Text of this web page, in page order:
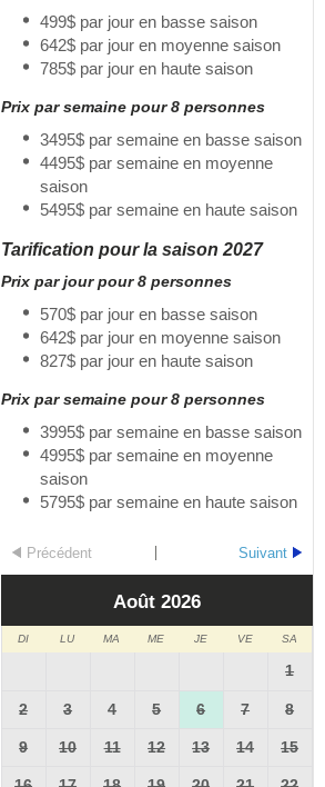
499$ par jour en basse saison
642$ par jour en moyenne saison
785$ par jour en haute saison
Prix par semaine pour 8 personnes
3495$ par semaine en basse saison
4495$ par semaine en moyenne
saison
5495$ par semaine en haute saison
Tarification pour la saison 2027
Prix par jour pour 8 personnes
570$ par jour en basse saison
642$ par jour en moyenne saison
827$ par jour en haute saison
Prix par semaine pour 8 personnes
3995$ par semaine en basse saison
4995$ par semaine en moyenne
saison
5795$ par semaine en haute saison
Précédent Suivant
Août 2026
DI LU MA ME JE VE SA
1
2 3 4 5 6 7 8
9 10 11 12 13 14 15